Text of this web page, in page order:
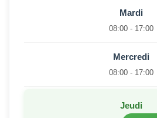
Mardi
08:00 - 17:00
Mercredi
08:00 - 17:00
Jeudi